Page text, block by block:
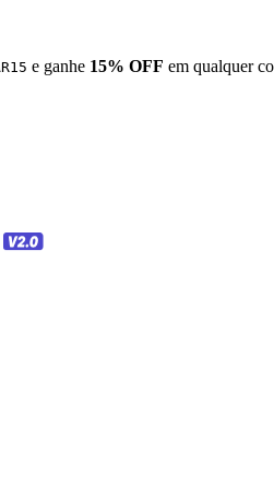
e ganhe 15% OFF em qualquer